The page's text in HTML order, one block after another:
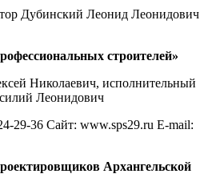
Дубинский Леонид Леонидович
строителей»
Николаевич, исполнительный
Леонидович
29-36 Сайт: www.sps29.ru E-mail:
Архангельской